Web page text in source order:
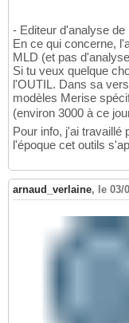
- Editeur d'analyse de
En ce qui concerne,
MLD (et pas
Si tu veux quelque
l'OUTIL. Dans sa
modèles Merise
(environ 3000 à ce
Pour info, j'ai travaillé
l'époque cet outils
arnaud_verlaine, le 03/